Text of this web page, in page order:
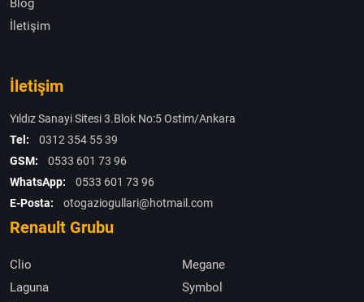
Blog
İletişim
İletişim
Yıldız Sanayi Sitesi 3.Blok No:5 Ostim/Ankara
Tel:
0312 354 55 39
GSM:
0533 601 73 96
WhatsApp:
0533 601 73 96
E-Posta:
otogaziogullari@hotmail.com
Renault Grubu
Clio
Megane
Laguna
Symbol